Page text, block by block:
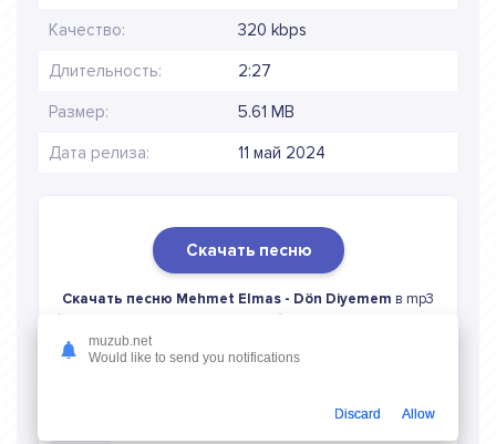
Качество: 320 kbps
Длительность: 2:27
Размер: 5.61 MB
Дата релиза: 11 май 2024
Скачать песню
Скачать песню Mehmet Elmas - Dön Diyemem в mp3
(длина: 2:27, качество: 320 кбитс) бесплатно или слушать
muzub.net
Would like to send you notifications
Discard Allow